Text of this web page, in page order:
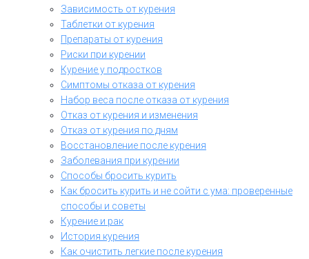
Зависимость от курения
Таблетки от курения
Препараты от курения
Риски при курении
Курение у подростков
Симптомы отказа от курения
Набор веса после отказа от курения
Отказ от курения и изменения
Отказ от курения по дням
Восстановление после курения
Заболевания при курении
Способы бросить курить
Как бросить курить и не сойти с ума: проверенные
способы и советы
Курение и рак
История курения
Как очистить легкие после курения